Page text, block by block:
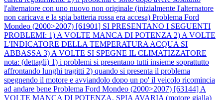
l'alternatore con uno nuovo non originale (inizialmente l'alternatore
non caricava e la spia batteria rossa era accesa) Problema Ford
Mondeo (2000>2007) [61901] SI PRESENTANO I SEGUENTI
PROBLEMI: 1) A VOLTE MANCA DI POTENZA 2) A VOLTE
L'INDICATORE DELLA TEMPERATURA ACQUA SI
ABBASSA 3) A VOLTE SI SPEGNE IL CLIMATIZZATORE
nota: (dettagli) 1) i problemi si presentano tutti insieme soprattutto
affrontando lunghi tragitti 2) quando si presenta il problema
spegnendo il motore e avviandolo dopo un po' il veicolo ricomincia
ad andare bene Problema Ford Mondeo (2000>2007) [63144] A
VOLTE MANCA DI POTENZA, SPIA AVARIA (motore gialla)